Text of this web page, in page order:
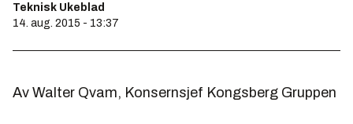
Teknisk Ukeblad
14. aug. 2015 - 13:37
Av Walter Qvam, Konsernsjef Kongsberg Gruppen